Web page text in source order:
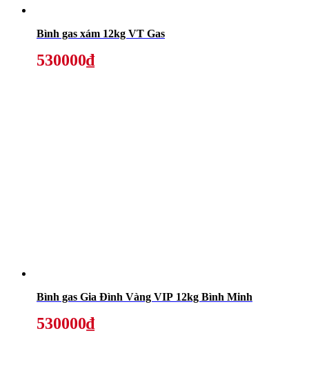
Bình gas xám 12kg VT Gas
530000₫
Bình gas Gia Đình Vàng VIP 12kg Bình Minh
530000₫